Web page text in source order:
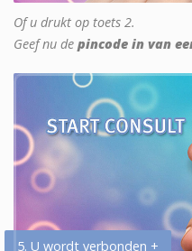
Of u drukt op toets 2.
Geef nu de pincode in van
5. U wordt verbonden +